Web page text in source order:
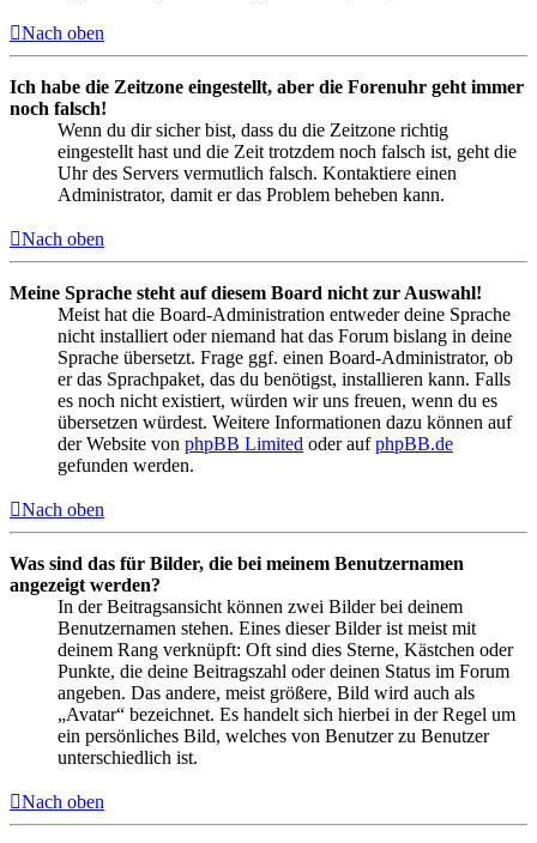
Nach oben
Ich habe die Zeitzone eingestellt, aber die Forenuhr geht immer
noch falsch!
Wenn du dir sicher bist, dass du die Zeitzone richtig
eingestellt hast und die Zeit trotzdem noch falsch ist, geht die
Uhr des Servers vermutlich falsch. Kontaktiere einen
Administrator, damit er das Problem beheben kann.
Nach oben
Meine Sprache steht auf diesem Board nicht zur Auswahl!
Meist hat die Board-Administration entweder deine Sprache
nicht installiert oder niemand hat das Forum bislang in deine
Sprache übersetzt. Frage ggf. einen Board-Administrator, ob
er das Sprachpaket, das du benötigst, installieren kann. Falls
es noch nicht existiert, würden wir uns freuen, wenn du es
übersetzen würdest. Weitere Informationen dazu können auf
der Website von phpBB Limited oder aufphpBB.de
gefunden werden.
Nach oben
Was sind das für Bilder, die bei meinem Benutzernamen
angezeigt werden?
In der Beitragsansicht können zwei Bilder bei deinem
Benutzernamen stehen. Eines dieser Bilder ist meist mit
deinem Rang verknüpft: Oft sind dies Sterne, Kästchen oder
Punkte, die deine Beitragszahl oder deinen Status im Forum
angeben. Das andere, meist größere, Bild wird auch als
„Avatar“ bezeichnet. Es handelt sich hierbei in der Regel um
ein persönliches Bild, welches von Benutzer zu Benutzer
unterschiedlich ist.
Nach oben